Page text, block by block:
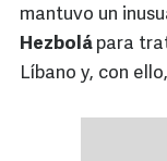
mantuvo un
Hezbolá para
Líbano y, con